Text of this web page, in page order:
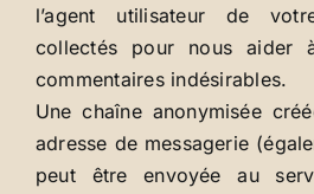
l’agent utilisateur de
collectés pour nous aider
commentaires indésirables.
Une chaîne anonymisée
adresse de messagerie
peut être envoyée au